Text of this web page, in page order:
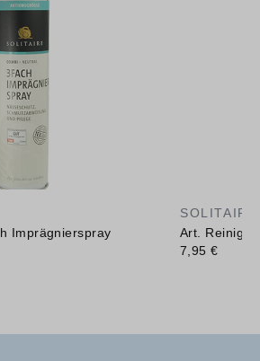
Imprägnierspray
SOLITAIRE
Art.
7,95 €